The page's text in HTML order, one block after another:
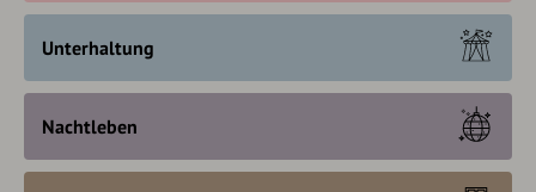
Unterhaltung
Nachtleben